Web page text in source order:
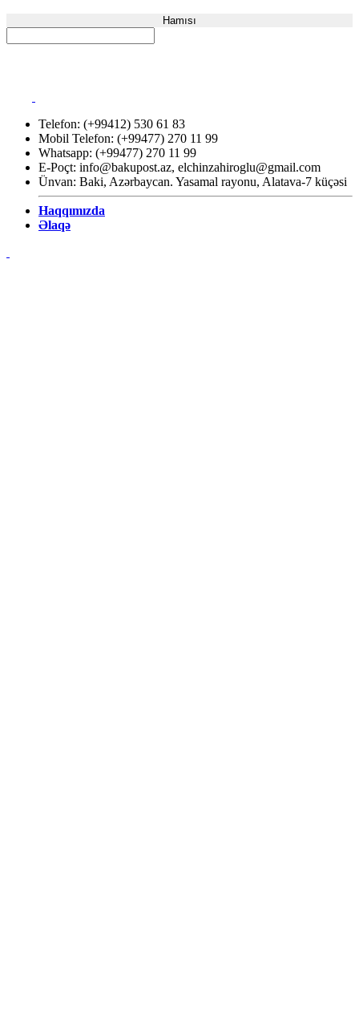
Hamısı
Telefon: (+99412) 530 61 83
Mobil Telefon: (+99477) 270 11 99
Whatsapp: (+99477) 270 11 99
E-Poçt: info@bakupost.az, elchinzahiroglu@gmail.com
Ünvan: Baki, Azərbaycan. Yasamal rayonu, Alatava-7 küçəsi
Haqqımızda
Əlaqə